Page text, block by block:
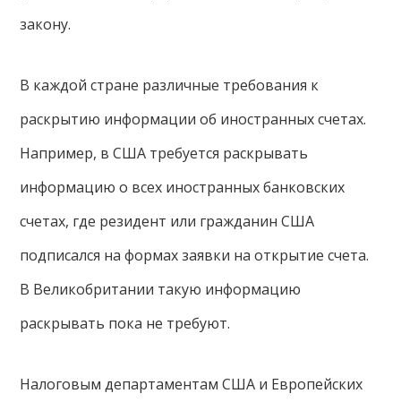
закону.
В каждой стране различные требования к
раскрытию информации об иностранных счетах.
Например, в США требуется раскрывать
информацию о всех иностранных банковских
счетах, где резидент или гражданин США
подписался на формах заявки на открытие счета.
В Великобритании такую информацию
раскрывать пока не требуют.
Налоговым департаментам США и Европейских